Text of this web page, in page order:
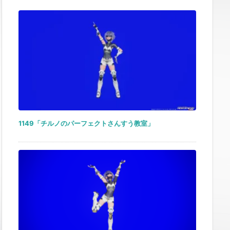
1149「チルノのパーフェクトさんすう教室」